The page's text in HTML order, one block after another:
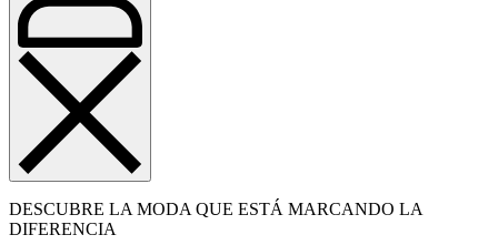
DESCUBRE LA MODA QUE ESTÁ MARCANDO LA
DIFERENCIA